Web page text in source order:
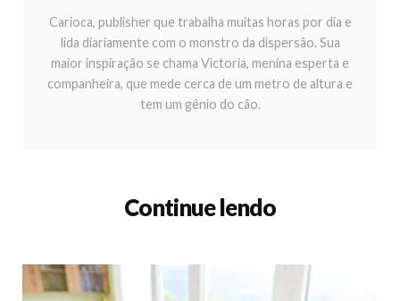
Carioca, publisher que trabalha muitas horas por dia e
lida diariamente com o monstro da dispersão. Sua
maior inspiração se chama Victoria, menina esperta e
companheira, que mede cerca de um metro de altura e
tem um gênio do cão.
Continue lendo